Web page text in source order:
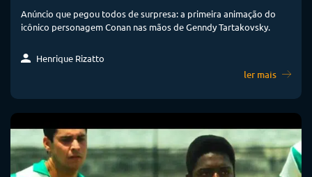
Anúncio que pegou todos de surpresa: a primeira animação do
icônico personagem Conan nas mãos de Genndy Tartakovsky.
Henrique Rizatto
ler mais